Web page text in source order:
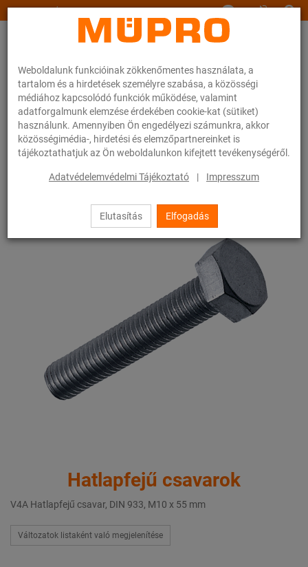
Weboldalunk funkcióinak zökkenőmentes használata, a
tartalom és a hirdetések személyre szabása, a közösségi
médiához kapcsolódó funkciók működése, valamint
adatforgalmunk elemzése érdekében cookie-kat (sütiket)
használunk. Amennyiben Ön engedélyezi számunkra, akkor
közösségimédia-, hirdetési és elemzőpartnereinket is
tájékoztathatjuk az Ön weboldalunkon kifejtett tevékenységéről.
Adatvédelemvédelmi Tájékoztató | Impresszum
Elutasítás Elfogadás
www.muepro.hu
Webáruhàz Rögzítéstechnika Szerelési anyagok Hatlapfejű csavarok
56 / 83
Hatlapfejű csavarok
V4A Hatlapfejű csavar, DIN 933, M10 x 55 mm
Változatok listaként való megjelenítése